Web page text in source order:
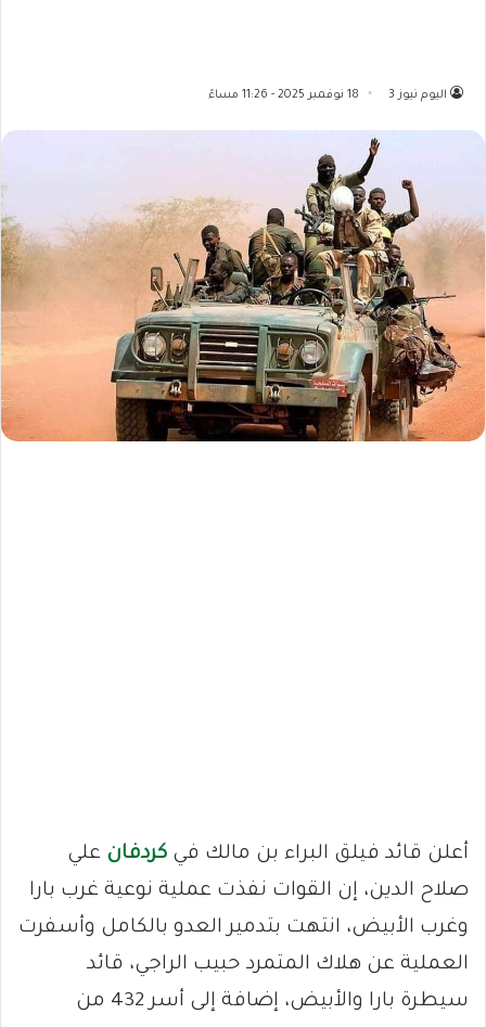
اليوم نيوز 3 18 نوفمبر 2025 - 11:26 مساءً
أعلن قائد فيلق البراء بن مالك في كردفان علي
صلاح الدين، إن القوات نفذت عملية نوعية غرب بارا
وغرب الأبيض، انتهت بتدمير العدو بالكامل وأسفرت
العملية عن هلاك المتمرد حبيب الراجي، قائد
سيطرة بارا والأبيض، إضافة إلى أسر 432 من